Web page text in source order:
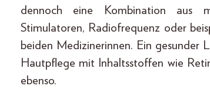
dennoch eine Kombination aus
Stimulatoren, Radiofrequenz oder
beiden Medizinerinnen. Ein gesunder
Hautpflege mit Inhaltsstoffen wie
ebenso.